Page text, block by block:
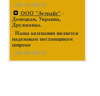
(03-25-2013)
ООО "Аутрайт" -
Донецкая, Украина,
Дружковка.
Наша компания является
надежным поставщиком
широко
(02-06-2013)